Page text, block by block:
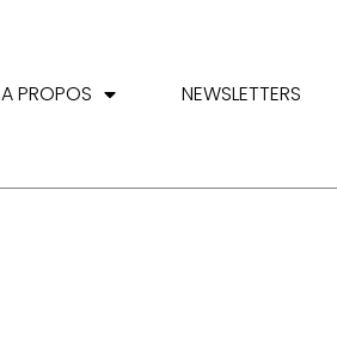
A PROPOS NEWSLETTERS